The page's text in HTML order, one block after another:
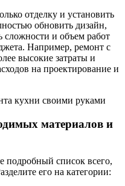
отделку и установить
обновить дизайн,
сложности и объем работ
Например, ремонт с
высокие затраты и
на проектирование и
материалов и
подробный список всего,
его на категории: